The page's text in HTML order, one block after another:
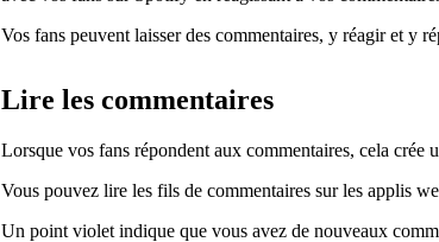
Vos fans peuvent laisser des commentaires, y réagir et y
Lire les commentaires
Lorsque vos fans répondent aux commentaires, cela crée
Vous pouvez lire les fils de commentaires sur les applis
Un point violet indique que vous avez de nouveaux